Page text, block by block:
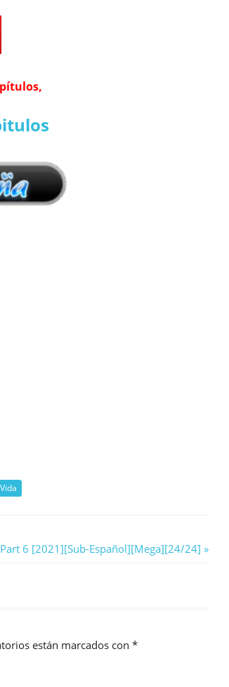
6 [2021][Sub-Español][Mega][24/24]
están marcados con *